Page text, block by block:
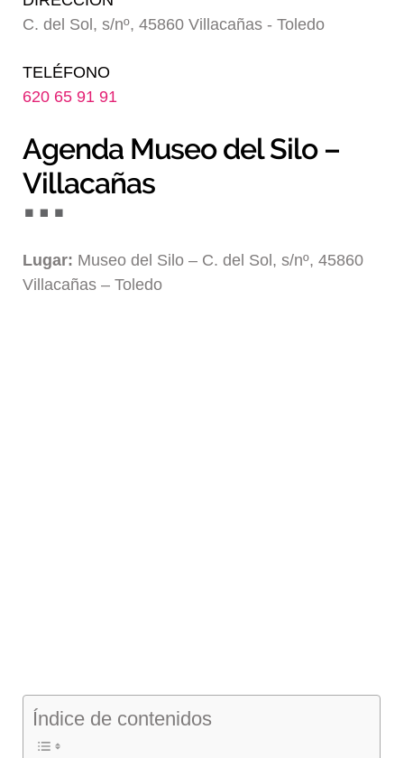
C. del Sol, s/nº, 45860 Villacañas - Toledo
TELÉFONO
620 65 91 91
Agenda Museo del Silo –
Villacañas
Lugar: Museo del Silo – C. del Sol, s/nº, 45860
Villacañas – Toledo
Índice de contenidos